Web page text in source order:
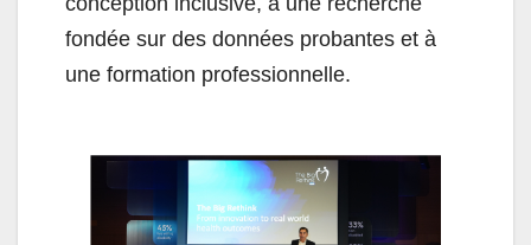
fondée sur des données probantes et à
une formation professionnelle.